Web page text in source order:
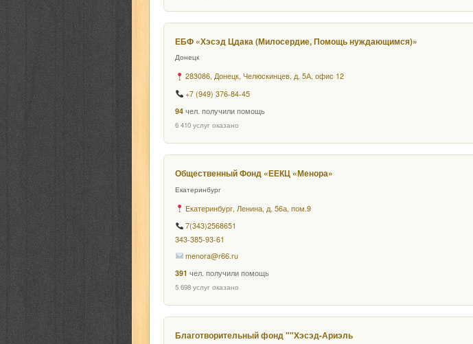
ЕБФ «Хэсэд Цдака (Милосердие, Помощь нуждающимся)»
Донецк
283086, Донецк, Челюскинцев, д. 5А, офис 12
+7 (949) 376-84-45
94 чел. получили помощь
6 410 услуг оказано
Общественный Фонд «ЕЕКЦ «Менора»
Екатеринбург
Екатеринбург, Ленина, д. 56а, пом.9
7(343)2568651
343-385-93-61
menora@r66.ru
391 чел. получили помощь
5 698 услуг оказано
Благотворительный фонд ""Хэсэд-Ариэль